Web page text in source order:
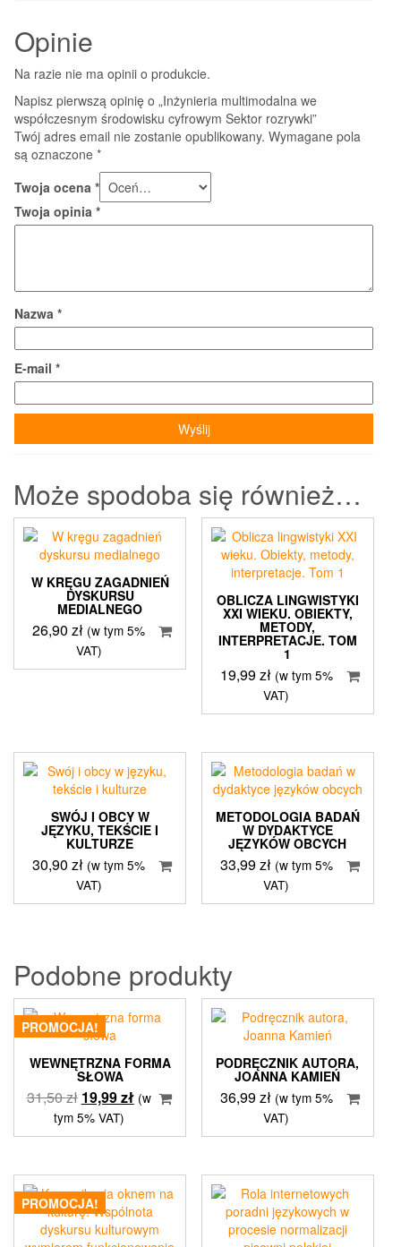
Opinie
Na razie nie ma opinii o produkcie.
Napisz pierwszą opinię o „Inżynieria multimodalna we
współczesnym środowisku cyfrowym Sektor rozrywki”
Twój adres email nie zostanie opublikowany. Wymagane pola
są oznaczone *
Twoja ocena *
Twoja opinia *
Nazwa *
E-mail *
Może spodoba się również…
W KRĘGU ZAGADNIEŃ
DYSKURSU
MEDIALNEGO
26,90zł (w tym 5%
VAT)
OBLICZA LINGWISTYKI
XXI WIEKU. OBIEKTY,
METODY,
INTERPRETACJE. TOM
1
19,99zł (w tym 5%
VAT)
SWÓJ I OBCY W
JĘZYKU, TEKŚCIE I
KULTURZE
30,90zł (w tym 5%
VAT)
METODOLOGIA BADAŃ
W DYDAKTYCE
JĘZYKÓW OBCYCH
33,99zł (w tym 5%
VAT)
Podobne produkty
PROMOCJA!
WEWNĘTRZNA FORMA
SŁOWA
31,50zł Pierwotna
cena
wynosiła:
19,99złAktualna
wynosi:
(w
tym 5% VAT)
PODRĘCZNIK AUTORA,
JOANNA KAMIEŃ
36,99zł (w tym 5%
VAT)
PROMOCJA!